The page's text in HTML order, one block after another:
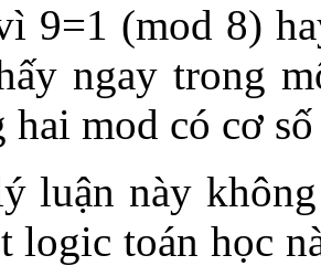
9=1 (mod 8)
ngay trong
hai mod có cơ
luận này
logic toán học